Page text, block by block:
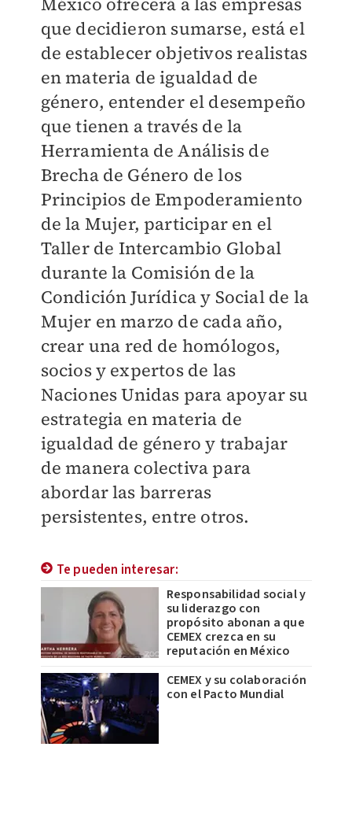
que decidieron sumarse, está el
de establecer objetivos realistas
en materia de igualdad de
género, entender el desempeño
que tienen a través de la
Herramienta de Análisis de
Brecha de Género de los
Principios de Empoderamiento
de la Mujer, participar en el
Taller de Intercambio Global
durante la Comisión de la
Condición Jurídica y Social de la
Mujer en marzo de cada año,
crear una red de homólogos,
socios y expertos de las
Naciones Unidas para apoyar su
estrategia en materia de
igualdad de género y trabajar
de manera colectiva para
abordar las barreras
persistentes, entre otros.
Te pueden interesar:
Responsabilidad social y
su liderazgo con
propósito abonan a que
CEMEX crezca en su
reputación en México
CEMEX y su colaboración
con el Pacto Mundial